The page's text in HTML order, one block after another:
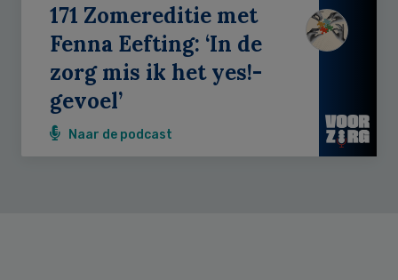
171 Zomereditie met
Fenna Eefting: ‘In de
zorg mis ik het yes!-
gevoel’
Naar de podcast